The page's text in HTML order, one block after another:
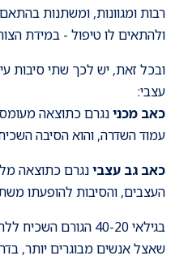
רבות ומגוונות, ומשתנות
ולהתאים לו טיפול - במידת
ובכל זאת, יש לכך שתי סיבות
עצבי:
כאב מכנינגרם כתוצאה
עמוד השדרה, והוא הסיבה
כאב גב עצבינגרם כתוצאה
העצבים, והסיבות להופעתו
בגילאי 40-20 הגורם